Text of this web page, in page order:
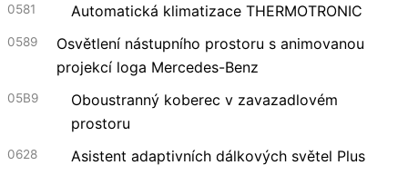
0581 Automatická klimatizace THERMOTRONIC
0589
Osvětlení nástupního prostoru s animovanou
projekcí loga Mercedes-Benz
05B9
Oboustranný koberec v zavazadlovém
prostoru
0628 Asistent adaptivních dálkových světel Plus